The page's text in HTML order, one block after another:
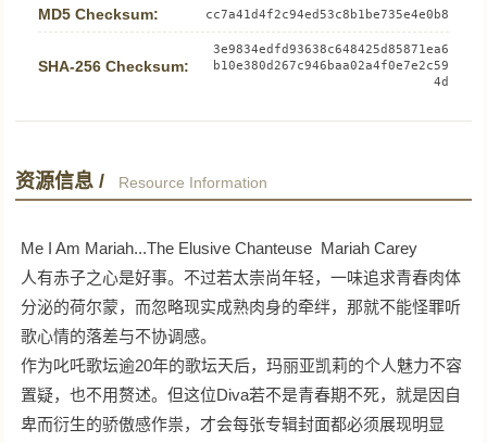
MD5 Checksum: cc7a41d4f2c94ed53c8b1be735e4e0b8
SHA-256 Checksum:
3e9834edfd93638c648425d85871ea6
b10e380d267c946baa02a4f0e7e2c59
4d
资源信息 / Resource Information
Me I Am Mariah...The Elusive Chanteuse Mariah Carey
人有赤子之心是好事。不过若太崇尚年轻，一味追求青春肉体
分泌的荷尔蒙，而忽略现实成熟肉身的牵绊，那就不能怪罪听
歌心情的落差与不协调感。
作为叱吒歌坛逾20年的歌坛天后，玛丽亚凯莉的个人魅力不容
置疑，也不用赘述。但这位Diva若不是青春期不死，就是因自
卑而衍生的骄傲感作祟，才会每张专辑封面都必须展现明显